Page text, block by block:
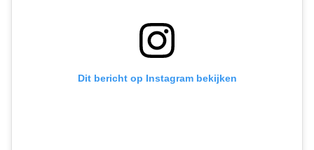
Dit bericht op Instagram bekijken